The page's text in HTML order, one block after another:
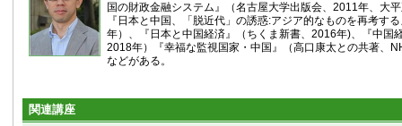
国の財政金融システム』（名古屋大学出版会、2011年、大
『日本と中国、「脱近代」の誘惑:アジア的なものを再考す
年）、『日本と中国経済』（ちくま新書、2016年)、『中国
2018年）『幸福な監視国家・中国』（高口康太との共著、
などがある。
関連講座